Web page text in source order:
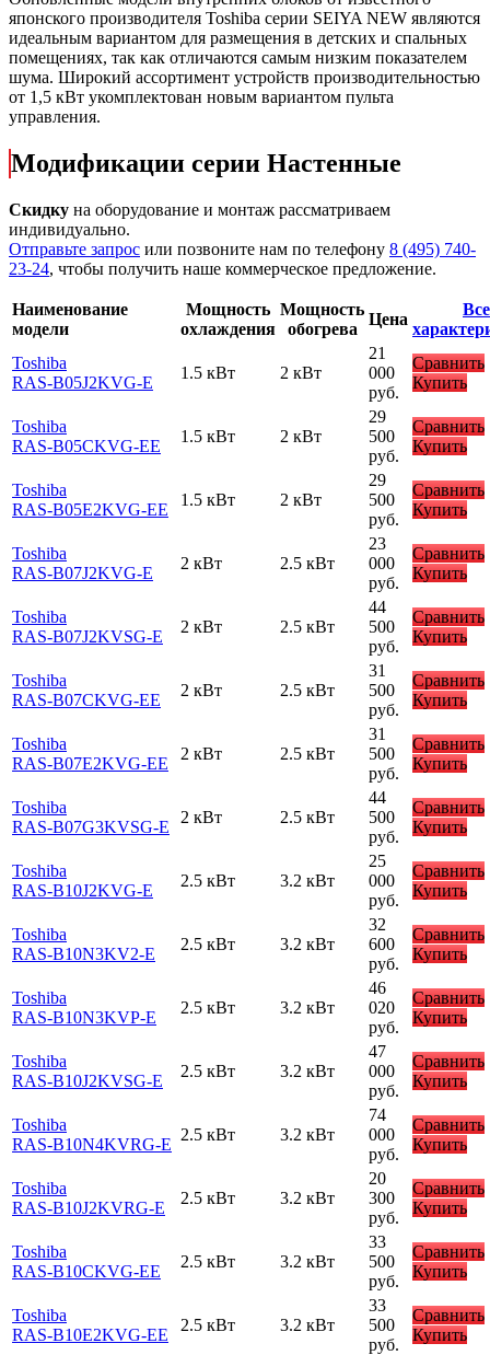
японского производителя Toshiba серии SEIYA NEW являются
идеальным вариантом для размещения в детских и спальных
помещениях, так как отличаются самым низким показателем
шума. Широкий ассортимент устройств производительностью
от 1,5 кВт укомплектован новым вариантом пульта
управления.
Модификации серии Настенные
Скидку на оборудование и монтаж рассматриваем
индивидуально.
Отправьте запрос или позвоните нам по телефону 8 (495) 740-
23-24, чтобы получить наше коммерческое предложение.
Наименование
модели
Мощность
охлаждения
Мощность
обогрева
Цена
Все
Toshiba
RAS-B05J2KVG-E
1.5 кВт 2 кВт
21
000
руб.
Сравнить
Купить
Toshiba
RAS-B05CKVG-EE
1.5 кВт 2 кВт
29
500
руб.
Сравнить
Купить
Toshiba
RAS-B05E2KVG-EE
1.5 кВт 2 кВт
29
500
руб.
Сравнить
Купить
Toshiba
RAS-B07J2KVG-E
2 кВт 2.5 кВт
23
000
руб.
Сравнить
Купить
Toshiba
RAS-B07J2KVSG-E
2 кВт 2.5 кВт
44
500
руб.
Сравнить
Купить
Toshiba
RAS-B07CKVG-EE
2 кВт 2.5 кВт
31
500
руб.
Сравнить
Купить
Toshiba
RAS-B07E2KVG-EE
2 кВт 2.5 кВт
31
500
руб.
Сравнить
Купить
Toshiba
RAS-B07G3KVSG-E
2 кВт 2.5 кВт
44
500
руб.
Сравнить
Купить
Toshiba
RAS-B10J2KVG-E
2.5 кВт 3.2 кВт
25
000
руб.
Сравнить
Купить
Toshiba
RAS-B10N3KV2-E
2.5 кВт 3.2 кВт
32
600
руб.
Сравнить
Купить
Toshiba
RAS-B10N3KVP-E
2.5 кВт 3.2 кВт
46
020
руб.
Сравнить
Купить
Toshiba
RAS-B10J2KVSG-E
2.5 кВт 3.2 кВт
47
000
руб.
Сравнить
Купить
Toshiba
RAS-B10N4KVRG-E
2.5 кВт 3.2 кВт
74
000
руб.
Сравнить
Купить
Toshiba
RAS-B10J2KVRG-E
2.5 кВт 3.2 кВт
20
300
руб.
Сравнить
Купить
Toshiba
RAS-B10CKVG-EE
2.5 кВт 3.2 кВт
33
500
руб.
Сравнить
Купить
Toshiba
RAS-B10E2KVG-EE
2.5 кВт 3.2 кВт
33
500
руб.
Сравнить
Купить